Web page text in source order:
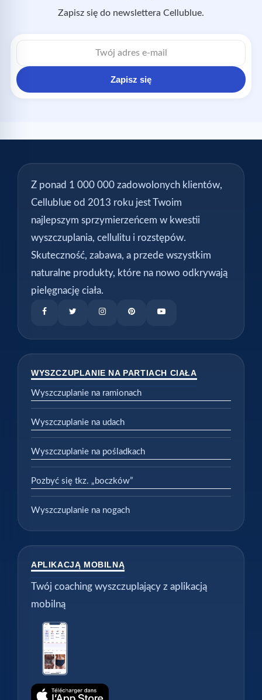
Zapisz się do newslettera Cellublue.
Adres
e-
Zapisz się
Z ponad 1 000 000 zadowolonych klientów,
Cellublue od 2013 roku jest Twoim
najlepszym sprzymierzeńcem w kwestii
wyszczuplania, cellulitu i rozstępów.
Skuteczność, zabawa, a przede wszystkim
naturalne produkty, które na nowo odkrywają
pielęgnację ciała.
WYSZCZUPLANIE NA PARTIACH CIAŁA
Wyszczuplanie na ramionach
Wyszczuplanie na udach
Wyszczuplanie na pośladkach
Pozbyć się tkz. „boczków”
Wyszczuplanie na nogach
APLIKACJĄ MOBILNĄ
Twój coaching wyszczuplający z aplikacją
mobilną